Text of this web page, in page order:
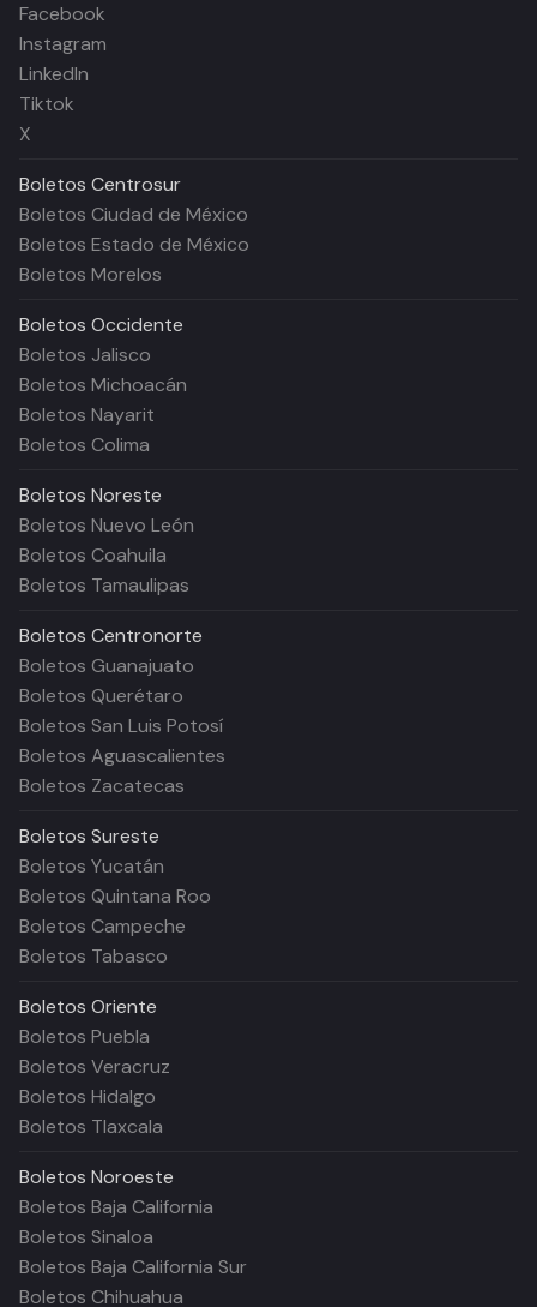
Facebook
Instagram
LinkedIn
Tiktok
X
Boletos Centrosur
Boletos Ciudad de México
Boletos Estado de México
Boletos Morelos
Boletos Occidente
Boletos Jalisco
Boletos Michoacán
Boletos Nayarit
Boletos Colima
Boletos Noreste
Boletos Nuevo León
Boletos Coahuila
Boletos Tamaulipas
Boletos Centronorte
Boletos Guanajuato
Boletos Querétaro
Boletos San Luis Potosí
Boletos Aguascalientes
Boletos Zacatecas
Boletos Sureste
Boletos Yucatán
Boletos Quintana Roo
Boletos Campeche
Boletos Tabasco
Boletos Oriente
Boletos Puebla
Boletos Veracruz
Boletos Hidalgo
Boletos Tlaxcala
Boletos Noroeste
Boletos Baja California
Boletos Sinaloa
Boletos Baja California Sur
Boletos Chihuahua